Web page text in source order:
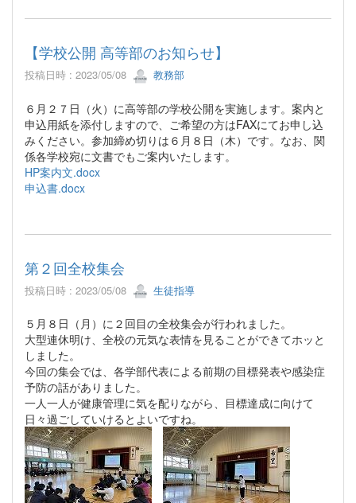
【学校公開 高等部のお知らせ】
投稿日時 : 2023/05/08 教務部
６月２７日（火）に高等部の学校公開を実施します。案内と
申込用紙を添付しますので、ご希望の方はFAXにてお申し込
みください。参加締め切りは６月８日（木）です。なお、関
係各学校宛に文書でもご案内いたします。
HP案内文.docx
申込書.docx
第２回全校集会
投稿日時 : 2023/05/08 生徒指導
５月８日（月）に２回目の全校集会が行われました。
大型連休明け、全校の元気な表情を見ることができてホッと
しました。
今回の集会では、各学部代表による前期の目標発表や感染症
予防の話がありました。
一人一人が健康管理に気を配りながら、目標達成に向けて
日々過ごしていけるとよいですね。